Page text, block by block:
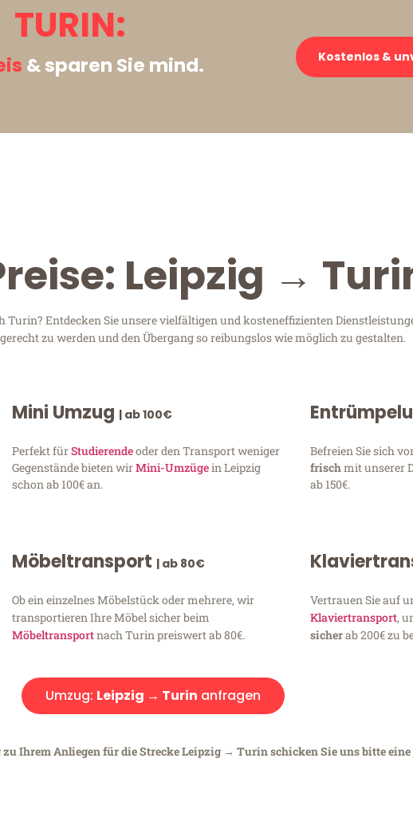
TURIN:
& sparen Sie mind.
Kostenlos &
Leipzig →
Entdecken Sie unsere vielfältigen und kosteneffizienten
zu werden und den Übergang so reibungslos wie möglich zu gestalten.
Mini Umzug | ab 100€
Perfekt fürStudierendeoder den Transport weniger
Gegenstände bieten wirMini-Umzügein Leipzig
schon ab 100€ an.
Befreien Sie sich
frischmit unserer
ab 150€.
Möbeltransport | ab 80€
Ob ein einzelnes Möbelstück oder mehrere, wir
transportieren Ihre Möbel sicher beim
Möbeltransportnach Turin preiswert ab 80€.
Vertrauen Sie auf
Klaviertransport,
sicherab 200€ zu
Umzug: Leipzig → Turin anfragen
Ihrem Anliegen für die Strecke Leipzig → Turin schicken Sie uns bitte eine